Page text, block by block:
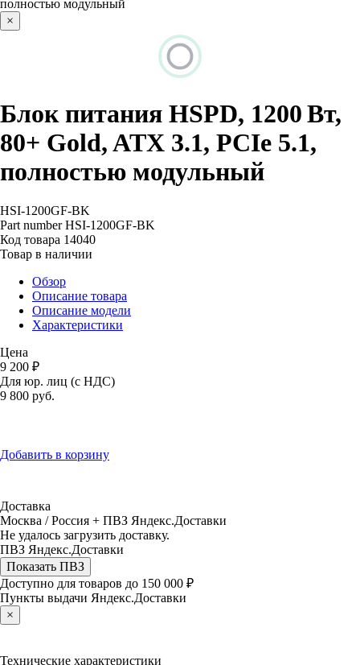
×
Блок питания HSPD, 1200 Вт,
80+ Gold, ATX 3.1, PCIe 5.1,
полностью модульный
HSI-1200GF-BK
Part number HSI-1200GF-BK
Код товара 14040
Товар в наличии
Обзор
Описание товара
Описание модели
Характеристики
Цена
9 200 ₽
Для юр. лиц (с НДС)
9 800 руб.
Добавить в корзину
Доставка
Москва / Россия + ПВЗ Яндекс.Доставки
Не удалось загрузить доставку.
ПВЗ Яндекс.Доставки
Показать ПВЗ
Доступно для товаров до 150 000 ₽
Пункты выдачи Яндекс.Доставки
×
Технические характеристики